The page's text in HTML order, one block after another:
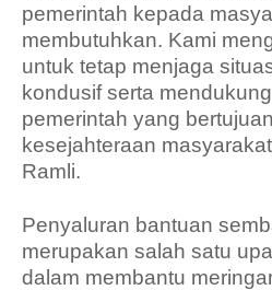
pemerintah kepada
membutuhkan. Kami
untuk tetap menjaga
kondusif serta
pemerintah yang
kesejahteraan
Ramli.
Penyaluran bantuan
merupakan salah satu
dalam membantu